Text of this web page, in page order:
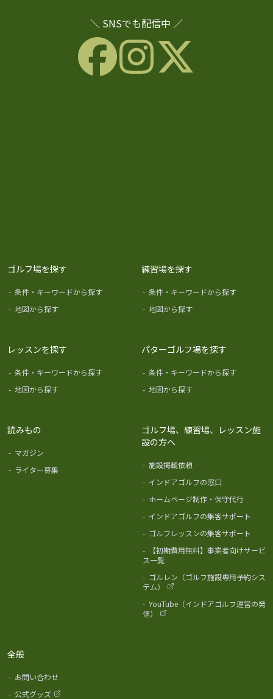
＼ SNSでも配信中 ／
ゴルフ場を探す
- 条件・キーワードから探す
- 地図から探す
練習場を探す
- 条件・キーワードから探す
- 地図から探す
レッスンを探す
- 条件・キーワードから探す
- 地図から探す
パターゴルフ場を探す
- 条件・キーワードから探す
- 地図から探す
読みもの
- マガジン
- ライター募集
ゴルフ場、練習場、レッスン施
設の方へ
- 施設掲載依頼
- インドアゴルフの窓口
- ホームページ制作・保守代行
- インドアゴルフの集客サポート
- ゴルフレッスンの集客サポート
-
【初期費用無料】事業者向けサービ
ス一覧
- ゴルレン（ゴルフ施設専用予約シス
テム）
- YouTube（インドアゴルフ運営の発
信）
全般
- お問い合わせ
- 公式グッズ